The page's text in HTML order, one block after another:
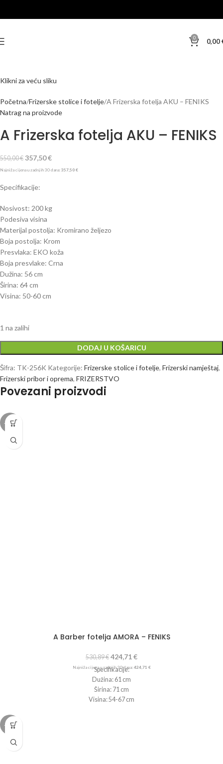
0 0,00
Klikni za veću sliku
Početna Frizerske stolice i fotelje A Frizerska fotelja AKU – FENIKS
Natrag na proizvode
A Frizerska fotelja AKU – FENIKS
550,00€ 357,50€
Najniža cijena u zadnjih 30 dana: 357,50 €
Specifikacije:
Nosivost: 200 kg
Podesiva visina
Materijal postolja: Kromirano željezo
Boja postolja: Krom
Presvlaka: EKO koža
Boja presvlake: Crna
Dužina: 56 cm
Širina: 64 cm
Visina: 50-60 cm
1 na zalihi
DODAJ U KOŠARICU
Šifra: TK-256K Kategorije: Frizerske stolice i fotelje, Frizerski namještaj,
Frizerski pribor i oprema, FRIZERSTVO
Povezani proizvodi
-20%
A Barber fotelja AMORA – FENIKS
530,89€ 424,71€
Najniža cijena u zadnjih 30 dana: 424,71 €
Specifikacije:
Dužina: 61 cm
Širina: 71 cm
Visina: 54-67 cm
-10%